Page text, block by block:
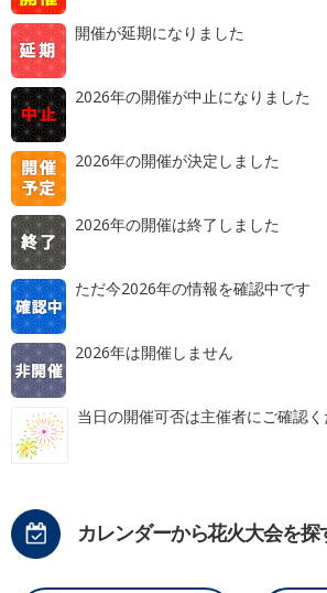
開催が延期になりました
2026年の開催が中止になりました
2026年の開催が決定しました
2026年の開催は終了しました
ただ今2026年の情報を確認中です
2026年は開催しません
当日の開催可否は主催者にご確認
カレンダーから花火大会を探